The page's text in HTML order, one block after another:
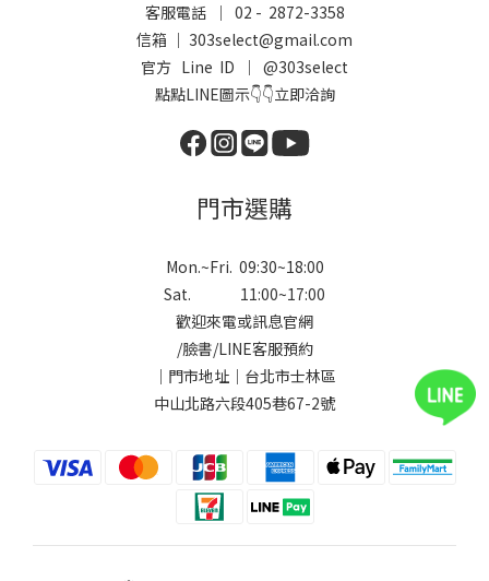
客服電話 ｜ 02 - 2872-3358
信箱 ｜ 303select@gmail.com
官方 Line ID ｜ @303select
點點LINE圖示👇👇立即洽詢
門市選購
Mon.~Fri. 09:30~18:00
Sat. 11:00~17:00
歡迎來電或訊息官網
/臉書/LINE客服預約
｜門市地址｜台北市士林區
中山北路六段405巷67-2號